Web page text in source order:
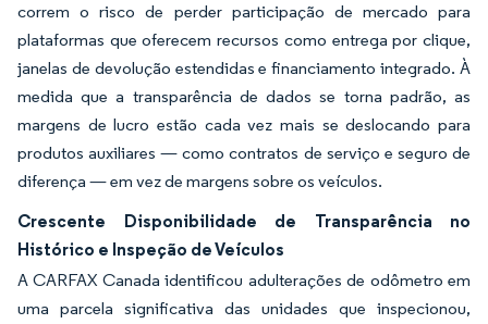
correm o risco de perder participação de mercado para
plataformas que oferecem recursos como entrega por clique,
janelas de devolução estendidas e financiamento integrado. À
medida que a transparência de dados se torna padrão, as
margens de lucro estão cada vez mais se deslocando para
produtos auxiliares — como contratos de serviço e seguro de
diferença — em vez de margens sobre os veículos.
Crescente Disponibilidade de Transparência no
Histórico e Inspeção de Veículos
A CARFAX Canada identificou adulterações de odômetro em
uma parcela significativa das unidades que inspecionou,